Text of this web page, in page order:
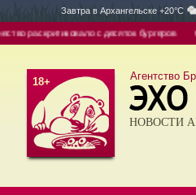
Завтра в Архангельске +20°C
раскритиковало с десяток бургеров
18+ Агентство
НОВОСТИ